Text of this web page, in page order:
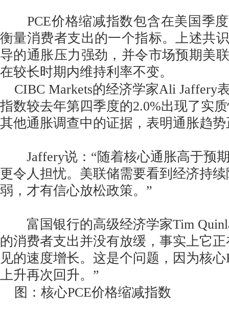
PCE价格缩减指数包含在美国季度
衡量消费者支出的一个指标。上述共
导的通胀压力强劲，并令市场预期美
在较长时期内维持利率不变。
CIBC Markets的经济学家Ali Jaffery
指数较去年第四季度的2.0%出现了实
其他通胀调查中的证据，表明通胀趋
Jaffery说：“随着核心通胀高于预
更令人担忧。美联储需要看到经济持
弱，才有信心放松政策。”
富国银行的高级经济学家Tim
的消费者支出并没有放缓，事实上它
见的速度增长。这是个问题，因为核
上升再次回升。”
图：核心PCE价格缩减指数